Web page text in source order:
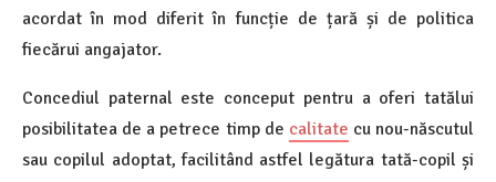
acordat în mod diferit în funcție de țară și de politica
fiecărui angajator.
Concediul paternal este conceput pentru a oferi tatălui
posibilitatea de a petrece timp de calitate cu nou-născutul
sau copilul adoptat, facilitând astfel legătura tată-copil și